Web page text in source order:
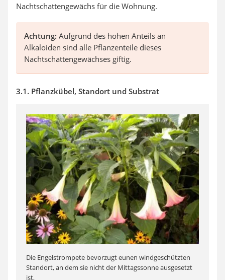
Nachtschattengewächs für die Wohnung.
Achtung: Aufgrund des hohen Anteils an
Alkaloiden sind alle Pflanzenteile dieses
Nachtschattengewächses giftig.
3.1. Pflanzkübel, Standort und Substrat
Die Engelstrompete bevorzugt eunen windgeschützten
Standort, an dem sie nicht der Mittagssonne ausgesetzt
ist,